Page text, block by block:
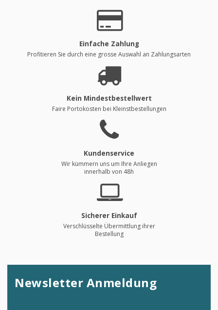
Einfache Zahlung
Profitieren Sie durch eine grosse Auswahl an Zahlungsarten
Kein Mindestbestellwert
Faire Portokosten bei Kleinstbestellungen
Kundenservice
Wir kümmern uns um Ihre Anliegen
innerhalb von 48h
Sicherer Einkauf
Verschlüsselte Übermittlung ihrer
Bestellung
Newsletter Anmeldung